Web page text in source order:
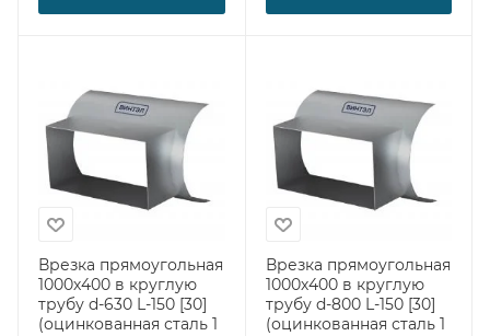
Врезка прямоугольная
1000х400 в круглую
трубу d-630 L-150 [30]
(оцинкованная сталь 1
Врезка прямоугольная
1000х400 в круглую
трубу d-800 L-150 [30]
(оцинкованная сталь 1